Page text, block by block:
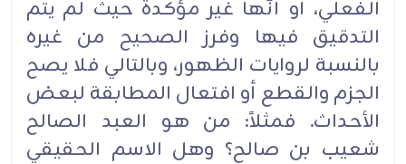
الفعلي، أو أنَّها غير مؤكدة حيث لم يتم
التدقيق فيها وفرز الصحيح من غيره
بالنسبة لروايات الظهور، وبالتالي فلا يصح
الجزم والقطع أو افتعال المطابقة لبعض
الأحداث. فمثلاً: من هو العبد الصالح
شعيب بن صالح؟ وهل الاسم الحقيقي